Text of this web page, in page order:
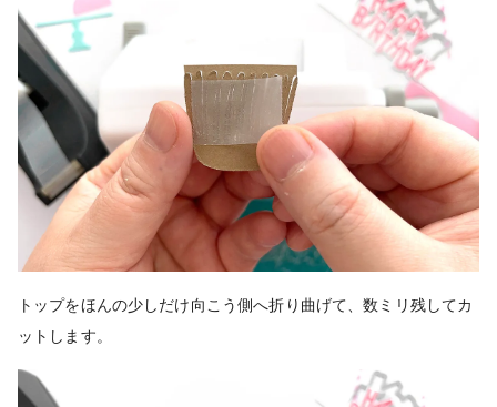
トップをほんの少しだけ向こう側へ折り曲げて、数ミリ残してカ
ットします。